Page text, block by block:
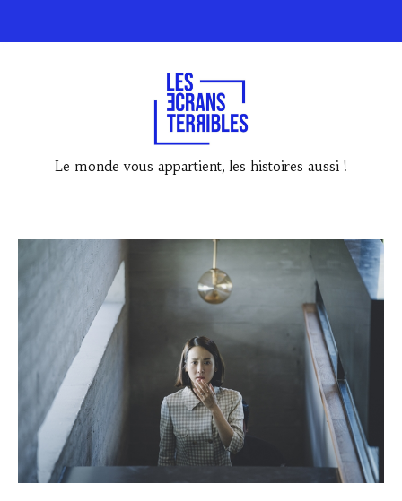
Le monde vous appartient, les histoires aussi !